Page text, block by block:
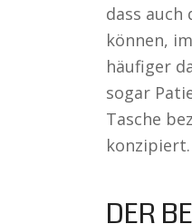
dass
können,
häufiger
sogar
Tasche
konzipiert.
DER